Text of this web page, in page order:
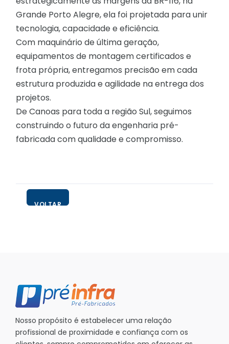
Grande Porto Alegre, ela foi projetada para unir
tecnologia, capacidade e eficiência.
Com maquinário de última geração,
equipamentos de montagem certificados e
frota própria, entregamos precisão em cada
estrutura produzida e agilidade na entrega dos
projetos.
De Canoas para toda a região Sul, seguimos
construindo o futuro da engenharia pré-
fabricada com qualidade e compromisso.
VOLTAR
Nosso propósito é estabelecer uma relação
profissional de proximidade e confiança com os